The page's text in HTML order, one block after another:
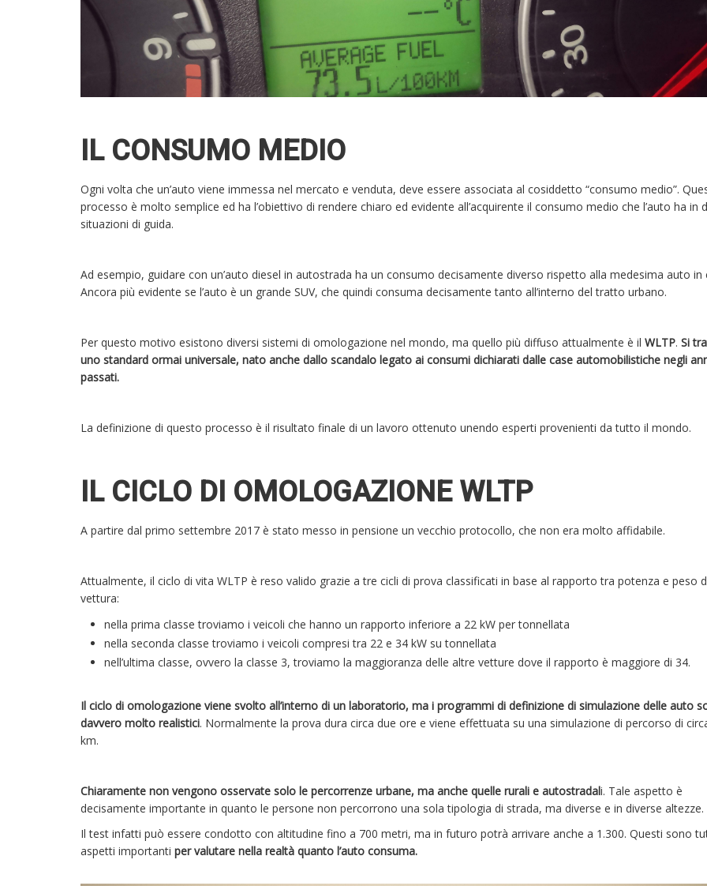
IL CONSUMO MEDIO
Ogni volta che un’auto viene immessa nel mercato e venduta, deve essere associata al cosiddetto “consumo medio”.
processo è molto semplice ed ha l’obiettivo di rendere chiaro ed evidente all’acquirente il consumo medio che l’auto ha in
situazioni di guida.
Ad esempio, guidare con un’auto diesel in autostrada ha un consumo decisamente diverso rispetto alla medesima auto in
Ancora più evidente se l’auto è un grande SUV, che quindi consuma decisamente tanto all’interno del tratto urbano.
Per questo motivo esistono diversi sistemi di omologazione nel mondo, ma quello più diffuso attualmente è il WLTP. Si
uno standard ormai universale, nato anche dallo scandalo legato ai consumi dichiarati dalle case automobilistiche negli
passati.
La definizione di questo processo è il risultato finale di un lavoro ottenuto unendo esperti provenienti da tutto il mondo.
IL CICLO DI OMOLOGAZIONE WLTP
A partire dal primo settembre 2017 è stato messo in pensione un vecchio protocollo, che non era molto affidabile.
Attualmente, il ciclo di vita WLTP è reso valido grazie a tre cicli di prova classificati in base al rapporto tra potenza e peso
vettura:
nella prima classe troviamo i veicoli che hanno un rapporto inferiore a 22 kW per tonnellata
nella seconda classe troviamo i veicoli compresi tra 22 e 34 kW su tonnellata
nell’ultima classe, ovvero la classe 3, troviamo la maggioranza delle altre vetture dove il rapporto è maggiore di 34.
Il ciclo di omologazione viene svolto all’interno di un laboratorio, ma i programmi di definizione di simulazione delle auto
davvero molto realistici. Normalmente la prova dura circa due ore e viene effettuata su una simulazione di percorso di
km.
Chiaramente non vengono osservate solo le percorrenze urbane, ma anche quelle rurali e autostradali. Tale aspetto è
decisamente importante in quanto le persone non percorrono una sola tipologia di strada, ma diverse e in diverse altezze.
Il test infatti può essere condotto con altitudine fino a 700 metri, ma in futuro potrà arrivare anche a 1.300. Questi sono
aspetti importanti per valutare nella realtà quanto l’auto consuma.